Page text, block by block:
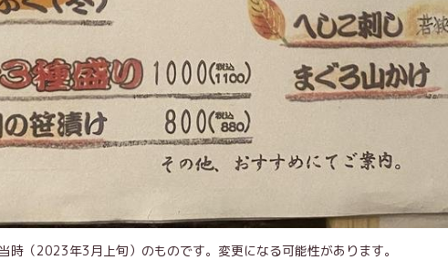
（2023年3月上旬）のものです。変更になる可能性があります。